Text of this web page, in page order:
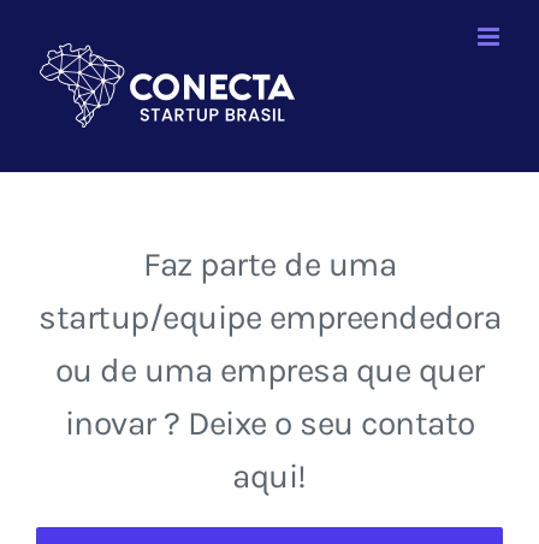
conteúdo
Faz parte de uma
startup/equipe empreendedora
ou de uma empresa que quer
inovar ? Deixe o seu contato
aqui!